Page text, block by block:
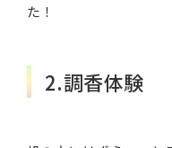
た！
2.調香体験